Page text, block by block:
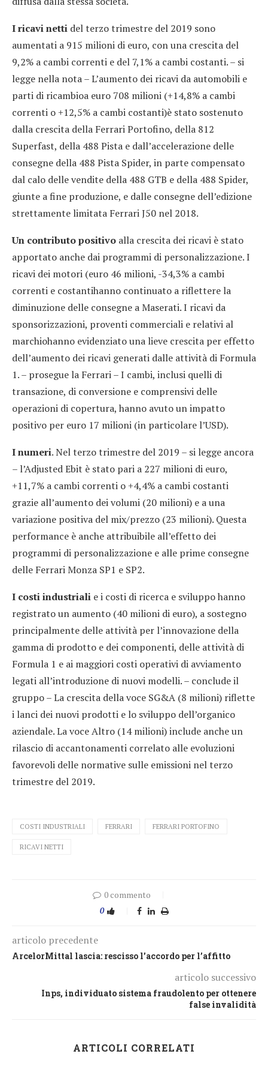
I ricavi netti del terzo trimestre del 2019 sono
aumentati a 915 milioni di euro, con una crescita del
9,2% a cambi correnti e del 7,1% a cambi costanti. – si
legge nella nota – L’aumento dei ricavi da automobili e
parti di ricambioa euro 708 milioni (+14,8% a cambi
correnti o +12,5% a cambi costanti)è stato sostenuto
dalla crescita della Ferrari Portofino, della 812
Superfast, della 488 Pista e dall’accelerazione delle
consegne della 488 Pista Spider, in parte compensato
dal calo delle vendite della 488 GTB e della 488 Spider,
giunte a fine produzione, e dalle consegne dell’edizione
strettamente limitata Ferrari J50 nel 2018.
Un contributo positivo alla crescita dei ricavi è stato
apportato anche dai programmi di personalizzazione. I
ricavi dei motori (euro 46 milioni, -34,3% a cambi
correnti e costantihanno continuato a riflettere la
diminuzione delle consegne a Maserati. I ricavi da
sponsorizzazioni, proventi commerciali e relativi al
marchiohanno evidenziato una lieve crescita per effetto
dell’aumento dei ricavi generati dalle attività di Formula
1. – prosegue la Ferrari – I cambi, inclusi quelli di
transazione, di conversione e comprensivi delle
operazioni di copertura, hanno avuto un impatto
positivo per euro 17 milioni (in particolare l’USD).
I numeri. Nel terzo trimestre del 2019 – si legge ancora
– l’Adjusted Ebit è stato pari a 227 milioni di euro,
+11,7% a cambi correnti o +4,4% a cambi costanti
grazie all’aumento dei volumi (20 milioni) e a una
variazione positiva del mix/prezzo (23 milioni). Questa
performance è anche attribuibile all’effetto dei
programmi di personalizzazione e alle prime consegne
delle Ferrari Monza SP1 e SP2.
I costi industriali e i costi di ricerca e sviluppo hanno
registrato un aumento (40 milioni di euro), a sostegno
principalmente delle attività per l’innovazione della
gamma di prodotto e dei componenti, delle attività di
Formula 1 e ai maggiori costi operativi di avviamento
legati all’introduzione di nuovi modelli. – conclude il
gruppo – La crescita della voce SG&A (8 milioni) riflette
i lanci dei nuovi prodotti e lo sviluppo dell’organico
aziendale. La voce Altro (14 milioni) include anche un
rilascio di accantonamenti correlato alle evoluzioni
favorevoli delle normative sulle emissioni nel terzo
trimestre del 2019.
COSTI INDUSTRIALI FERRARI FERRARI PORTOFINO
RICAVI NETTI
0 commento
0
articolo precedente
ArcelorMittal lascia: rescisso l’accordo per l’affitto
articolo successivo
Inps, individuato sistema fraudolento per ottenere
false invalidità
ARTICOLI CORRELATI